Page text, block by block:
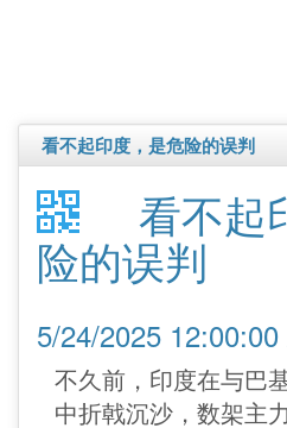
看不起印度，是危险的误判
看不起
险的误判
5/24/2025
不久前，印度在与巴
中折戟沉沙，数架主